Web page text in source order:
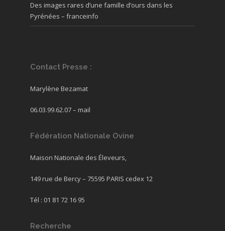
Des images rares d’une famille d’ours dans les
Pyrénées – franceinfo
Contact Presse :
Marylène Bezamat
06.03.99.62.07 – mail
Fédération Nationale Ovine
Maison Nationale des Éleveurs,
149 rue de Bercy – 75595 PARIS cedex 12
Tél : 01 81 72 16 95
Recherche